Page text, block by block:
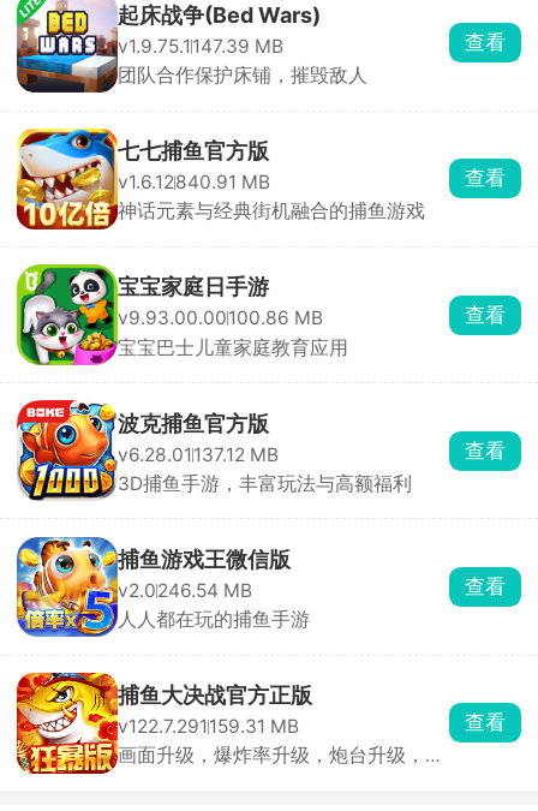
起床战争(Bed Wars)
v1.9.75.1 147.39 MB
团队合作保护床铺，摧毁敌人
查看
七七捕鱼官方版
v1.6.12840.91 MB
神话元素与经典街机融合的捕鱼游戏
查看
宝宝家庭日手游
v9.93.00.00100.86 MB
宝宝巴士儿童家庭教育应用
查看
波克捕鱼官方版
v6.28.01 137.12 MB
3D捕鱼手游，丰富玩法与高额福利
查看
捕鱼游戏王微信版
v2.0246.54 MB
人人都在玩的捕鱼手游
查看
捕鱼大决战官方正版
v122.7.291 159.31 MB
画面升级，爆炸率升级，炮台升级，玩
查看